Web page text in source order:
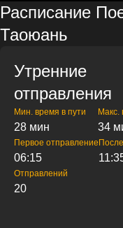
Расписание
Таоюань
Утренние
отправления
Мин. время в пути
28 мин
Макс.
34
Первое отправление
06:15
Отправлений
20